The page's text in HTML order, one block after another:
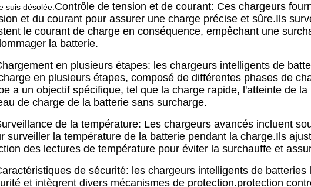
suis désolée. Contrôle de tension et de courant: Ces chargeurs
et du courant pour assurer une charge précise et sûre.Ils
le courant de charge en conséquence, empêchant une
la batterie.
en plusieurs étapes: les chargeurs intelligents de
en plusieurs étapes, composé de différentes phases de
a un objectif spécifique, tel que la charge rapide, l'atteinte de
de charge de la batterie sans surcharge.
de la température: Les chargeurs avancés incluent
surveiller la température de la batterie pendant la charge.Ils
des lectures de température pour éviter la surchauffe et
de sécurité: les chargeurs intelligents de
et intègrent divers mécanismes de protection.protection